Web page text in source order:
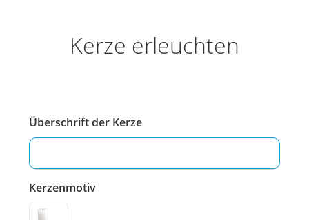
Kerze erleuchten
Überschrift der Kerze
Kerzenmotiv